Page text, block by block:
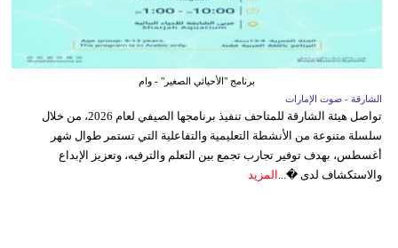
برنامج "الأحيائي الصغير" - وام
الشارقة - صوت الإمارات
تواصل هيئة الشارقة للمتاحف تنفيذ برنامجها الصيفي لعام 2026، من خلال
سلسلة متنوعة من الأنشطة التعليمية والتفاعلية التي تستمر طوال شهر
أغسطس، بهدف توفير تجارب تجمع بين التعلم والترفيه، وتعزيز الإبداع
والاستكشاف لدى �... المزيد